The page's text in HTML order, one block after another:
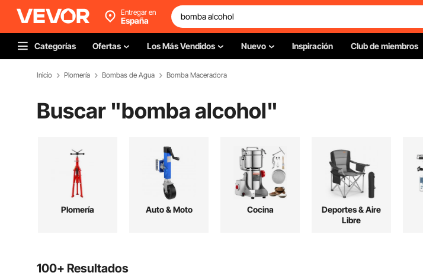
Entregar en
España
Categorías Ofertas Los Más Vendidos Nuevo Inspiración Club de miembros
Inicio Plomería Bombas de Agua Bomba Maceradora
Buscar "bomba alcohol"
Plomería Auto & Moto Cocina
Deportes & Aire
Libre
100+ Resultados